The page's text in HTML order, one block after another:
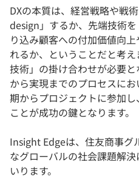
DXの本質は、経営戦略や戦
design」するか、先端技術
り込み顧客への付加価値向
れるか、ということだと考
技術」の掛け合わせが必要
から実現までのプロセスに
期からプロジェクトに参加
ことが成功の鍵となります。
Insight Edgeは、住友商事グ
なグローバルの社会課題解
いります。